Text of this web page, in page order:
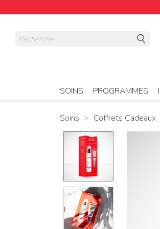
SOINS PROGRAMMES
Soins Coffrets Cadeaux